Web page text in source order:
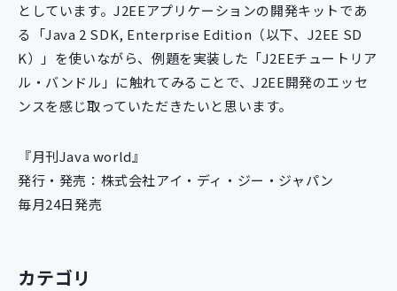
としています。J2EEアプリケーションの開発キットであ
る「Java 2 SDK, Enterprise Edition（以下、J2EE SD
K）」を使いながら、例題を実装した「J2EEチュートリア
ル・バンドル」に触れてみることで、J2EE開発のエッセ
ンスを感じ取っていただきたいと思います。
『月刊Java world』
発行・発売：株式会社アイ・ディ・ジー・ジャパン
毎月24日発売
カテゴリ